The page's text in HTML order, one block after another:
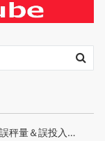
秤量＆誤投入…